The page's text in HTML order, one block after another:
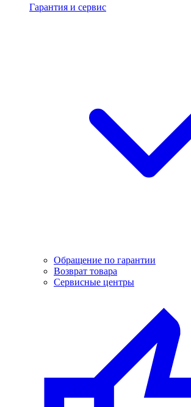
Гарантия и сервис
Обращение по гарантии
Возврат товара
Сервисные центры